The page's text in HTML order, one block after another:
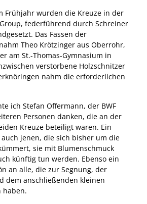
Frühjahr wurden die Kreuze in der
federführend durch Schreiner
Das Fassen der
Theo Krötzinger aus Oberrohr,
am St.-Thomas-Gymnasium in
verstorbene Holzschnitzer
nahm die erforderlichen
ich Stefan Offermann, der BWF
Personen danken, die an der
Kreuze beteiligt waren. Ein
jenen, die sich bisher um die
sie mit Blumenschmuck
künftig tun werden. Ebenso ein
an alle, die zur Segnung, der
dem anschließenden kleinen
haben.